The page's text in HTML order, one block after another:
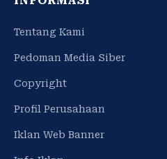
Tentang Kami
Pedoman Media Siber
Copyright
Profil Perusahaan
Iklan Web Banner